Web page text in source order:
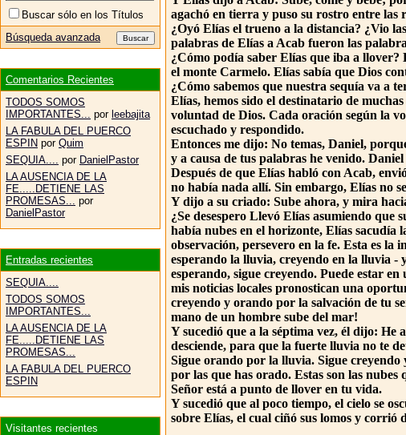
agachó en tierra y puso su rostro entre las
¿Oyó Elías el trueno a la distancia? ¿Vio
palabras de Elías a Acab fueron las
¿Cómo podía saber Elías que iba a
el monte Carmelo. Elías sabía que Dios
¿Cómo sabemos que nuestra sequía va a
Elías, hemos sido el destinatario de
voluntad de Dios. Cada oración según la
escuchado y respondido.
Entonces me dijo: No temas, Daniel,
y a causa de tus palabras he venido. Daniel
Después de que Elías habló con Acab,
no había nada allí. Sin embargo, Elías no
Y dijo a su criado: Sube ahora, y mira
¿Se desespero Llevó Elías asumiendo que
había nubes en el horizonte, Elías sacudía
observación, persevero en la fe. Esta es
esperando la lluvia, creyendo en la lluvia -
esperando, sigue creyendo. Puede estar
mis noticias locales pronostican una
creyendo y orando por la salvación de tu
mano de un hombre sube del mar!
Y sucedió que a la séptima vez, él dijo:
desciende, para que la fuerte lluvia no te
Sigue orando por la lluvia. Sigue creyendo
por las que has orado. Estas son las
Señor está a punto de llover en tu vida.
Y sucedió que al poco tiempo, el cielo se
sobre Elías, el cual ciñó sus lomos y corrió
Buscar sólo en los Títulos
Búsqueda avanzada
Comentarios Recientes
TODOS SOMOS
IMPORTANTES...
por leebajita
LA FABULA DEL PUERCO
ESPIN por Quim
SEQUIA....
por DanielPastor
LA AUSENCIA DE LA
FE.....DETIENE LAS
PROMESAS...
por
DanielPastor
Entradas recientes
SEQUIA....
TODOS SOMOS
IMPORTANTES...
LA AUSENCIA DE LA
FE.....DETIENE LAS
PROMESAS...
LA FABULA DEL PUERCO
ESPIN
Visitantes recientes